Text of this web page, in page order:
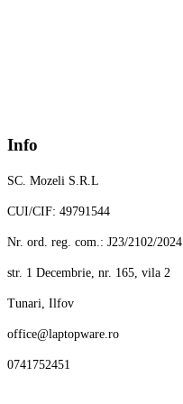
Info
SC. Mozeli S.R.L
CUI/CIF: 49791544
Nr. ord. reg. com.: J23/2102/2024
str. 1 Decembrie, nr. 165, vila 2
Tunari, Ilfov
office@laptopware.ro
0741752451